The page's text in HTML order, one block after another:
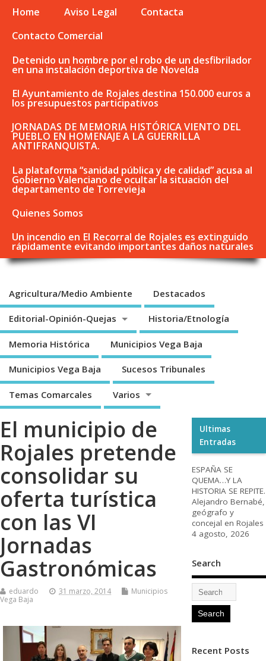
Home Aviso Legal
Contacta
Contacto Comercial
Detenido un hombre por el robo de un desfibrilador
en una instalación deportiva de Novelda
El Ayuntamiento de Rojales destina 150.000 euros a
los presupuestos participativos
JORNADAS DE MEMORIA HISTÓRICA VIENTO DEL
PUEBLO EN HOMENAJE A LA GUERRILLA
ANTIFRANQUISTA.
La plataforma “sanidad pública y de calidad” acusa al
Gobierno Valenciano de ocultar la situación del
departamento de Torrevieja
Quienes Somos
Un incendio en El Recorral de Rojales es extinguido
rápidamente evitando importantes daños naturales
Agricultura/Medio Ambiente Destacados
Editorial-Opinión-Quejas Historia/Etnología
Memoria Histórica Municipios Vega Baja
Municipios Vega Baja Sucesos Tribunales
Temas Comarcales Varios
El municipio de
Rojales pretende
consolidar su
oferta turística
con las VI
Jornadas
Gastronómicas
eduardo 31 marzo, 2014
Municipios
Vega Baja
Ultimas
Entradas
ESPAÑA SE
QUEMA…Y LA
HISTORIA SE REPITE.
Alejandro Bernabé,
geógrafo y
concejal en Rojales
4 agosto, 2026
Search
Recent Posts